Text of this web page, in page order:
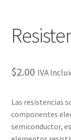
Corte Láser
Diseño de
Finalizar compra
$2.00 IVA
Las resistencias
componentes
semiconductor,